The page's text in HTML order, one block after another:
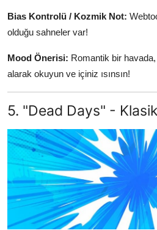
Bias Kontrolü / Kozmik Not:
olduğu sahneler var!
Mood Önerisi: Romantik bir havada,
alarak okuyun ve içiniz ısınsın!
5. "Dead Days" -